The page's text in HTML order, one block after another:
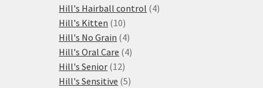
produktů
Hill's Hairball control 44
Hill's Kitten 1010
produktů
Hill's No Grain 44
produkty
Hill's Oral Care 44
Hill's Senior 1212
produktů
Hill's Sensitive 55